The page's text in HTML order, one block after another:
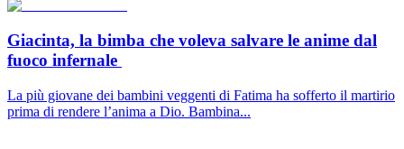
Giacinta, la bimba che voleva salvare le anime dal
fuoco infernale
La più giovane dei bambini veggenti di Fatima ha sofferto il martirio
prima di rendere l’anima a Dio. Bambina...